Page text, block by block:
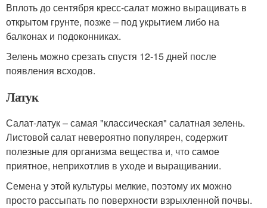
Вплоть до сентября кресс-салат можно выращивать в
открытом грунте, позже – под укрытием либо на
балконах и подоконниках.
Зелень можно срезать спустя 12-15 дней после
появления всходов.
Латук
Салат-латук – самая "классическая" салатная зелень.
Листовой салат невероятно популярен, содержит
полезные для организма вещества и, что самое
приятное, неприхотлив в уходе и выращивании.
Семена у этой культуры мелкие, поэтому их можно
просто рассыпать по поверхности взрыхленной почвы.